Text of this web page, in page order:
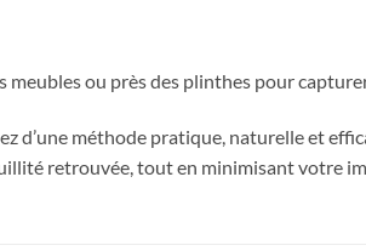
meubles ou près des plinthes pour
d’une méthode pratique, naturelle et
retrouvée, tout en minimisant votre